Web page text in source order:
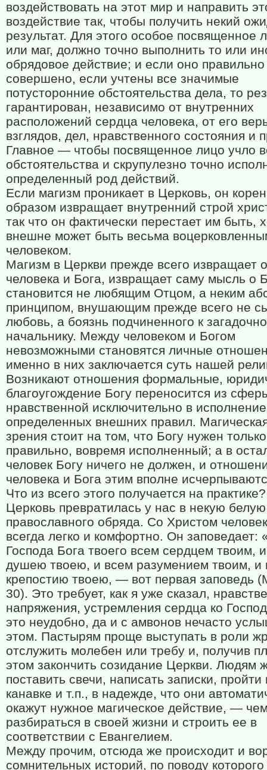
воздействовать на этот мир и направить
воздействие так, чтобы получить некий
результат. Для этого особое посвященное
или маг, должно точно выполнить то или
обрядовое действие; и если оно правильно
совершено, если учтены все значимые
потусторонние обстоятельства дела, то
гарантирован, независимо от внутренних
расположений сердца человека, от его
взглядов, дел, нравственного состояния и
Главное — чтобы посвященное лицо учло
обстоятельства и скрупулезно точно
определенный род действий.
Если магизм проникает в Церковь, он
образом извращает внутренний строй
так что он фактически перестает им быть,
внешне может быть весьма
человеком.
Магизм в Церкви прежде всего извращает
человека и Бога, извращает саму мысль о
становится не любящим Отцом, а неким
принципом, внушающим прежде всего не
любовь, а боязнь подчиненного к
начальнику. Между человеком и Богом
невозможными становятся личные
именно в них заключается суть нашей
Возникают отношения формальные,
благоугождение Богу переносится из
нравственной исключительно в исполнение
определенных внешних правил.
зрения стоит на том, что Богу нужен
правильно, вовремя исполненный; а в
человек Богу ничего не должен, и
человека и Бога этим вполне
Что из всего этого получается на
Церковь превратилась у нас в некую
православного обряда. Со Христом
всегда легко и комфортно. Он заповедает:
Господа Бога твоего всем сердцем твоим,
душею твоею, и всем разумением твоим, и
крепостию твоею, — вот первая заповедь
30). Это требует, как я уже сказал,
напряжения, устремления сердца ко
это неудобно, да и с амвонов нечасто
этом. Пастырям проще выступать в роли
отслужить молебен или требу и, получив
этом закончить созидание Церкви. Людям
поставить свечи, написать записки, пройти
канавке и т.п., в надежде, что они
окажут нужное магическое действие, —
разбираться в своей жизни и строить ее в
соответствии с Евангелием.
Между прочим, отсюда же происходит и
сомнительных историй, по поводу которого